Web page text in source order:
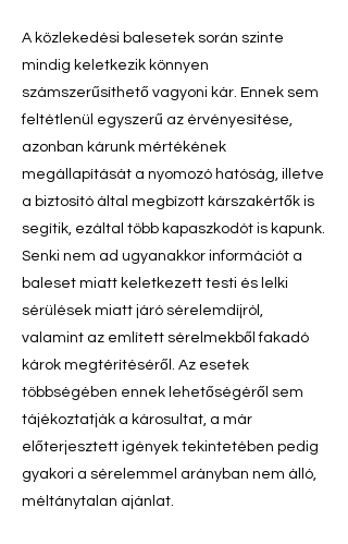
A közlekedési balesetek során szinte
mindig keletkezik könnyen
számszerűsíthető vagyoni kár. Ennek sem
feltétlenül egyszerű az érvényesítése,
azonban kárunk mértékének
megállapítását a nyomozó hatóság, illetve
a biztosító által megbízott kárszakértők is
segítik, ezáltal több kapaszkodót is kapunk.
Senki nem ad ugyanakkor információt a
baleset miatt keletkezett testi és lelki
sérülések miatt járó sérelemdíjról,
valamint az említett sérelmekből fakadó
károk megtérítéséről. Az esetek
többségében ennek lehetőségéről sem
tájékoztatják a károsultat, a már
előterjesztett igények tekintetében pedig
gyakori a sérelemmel arányban nem álló,
méltánytalan ajánlat.